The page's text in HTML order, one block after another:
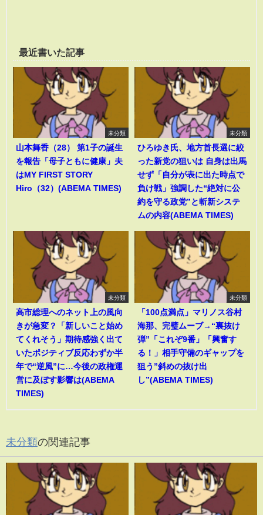
最近書いた記事
未分類
山本舞香（28） 第1子の誕生
を報告「母子ともに健康」夫
はMY FIRST STORY
Hiro（32）(ABEMA TIMES)
未分類
ひろゆき氏、地方首長選に絞
った新党の狙いは 自身は出馬
せず「自分が表に出た時点で
負け戦」強調した“絶対に公
約を守る政党”と斬新システ
ムの内容(ABEMA TIMES)
未分類
高市総理へのネット上の風向
きが急変？「新しいこと始め
てくれそう」期待感強く出て
いたポジティブ反応わずか半
年で“逆風”に…今後の政権運
営に及ぼす影響は(ABEMA
TIMES)
未分類
「100点満点」マリノス谷村
海那、完璧ムーブ→“裏抜け
弾”「これぞ9番」「興奮す
る！」相手守備のギャップを
狙う”斜めの抜け出
し”(ABEMA TIMES)
未分類の関連記事